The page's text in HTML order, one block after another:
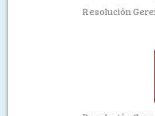
Resolución